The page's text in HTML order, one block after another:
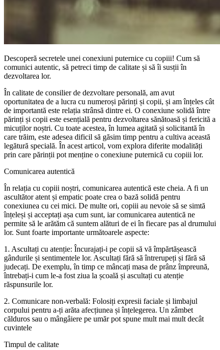
Descoperă secretele unei conexiuni puternice cu copiii! Cum să
comunici autentic, să petreci timp de calitate și să îi susții în
dezvoltarea lor.
În calitate de consilier de dezvoltare personală, am avut
oportunitatea de a lucra cu numeroși părinți și copii, și am înțeles cât
de importantă este relația strânsă dintre ei. O conexiune solidă între
părinți și copii este esențială pentru dezvoltarea sănătoasă și fericită a
micuților noștri. Cu toate acestea, în lumea agitată și solicitantă în
care trăim, este adesea dificil să găsim timp pentru a cultiva această
legătură specială. În acest articol, vom explora diferite modalități
prin care părinții pot menține o conexiune puternică cu copiii lor.
Comunicarea autentică
În relația cu copiii noștri, comunicarea autentică este cheia. A fi un
ascultător atent și empatic poate crea o bază solidă pentru
conexiunea cu cei mici. De multe ori, copiii au nevoie să se simtă
înțeleși și acceptați așa cum sunt, iar comunicarea autentică ne
permite să le arătăm că suntem alături de ei în fiecare pas al drumului
lor. Sunt foarte importante următoarele aspecte:
1. Ascultați cu atenție: Încurajați-i pe copii să vă împărtășească
gândurile și sentimentele lor. Ascultați fără să întrerupeți și fără să
judecați. De exemplu, în timp ce mâncați masa de prânz împreună,
întrebați-i cum le-a fost ziua la școală și ascultați cu atenție
răspunsurile lor.
2. Comunicare non-verbală: Folosiți expresii faciale și limbajul
corpului pentru a-ți arăta afecțiunea și înțelegerea. Un zâmbet
călduros sau o mângâiere pe umăr pot spune mult mai mult decât
cuvintele
Timpul de calitate